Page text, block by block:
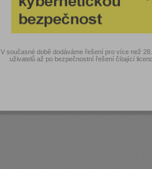
V současné době dodáváme řešení pro více než
uživatelů až po bezpečnostní řešení čítající